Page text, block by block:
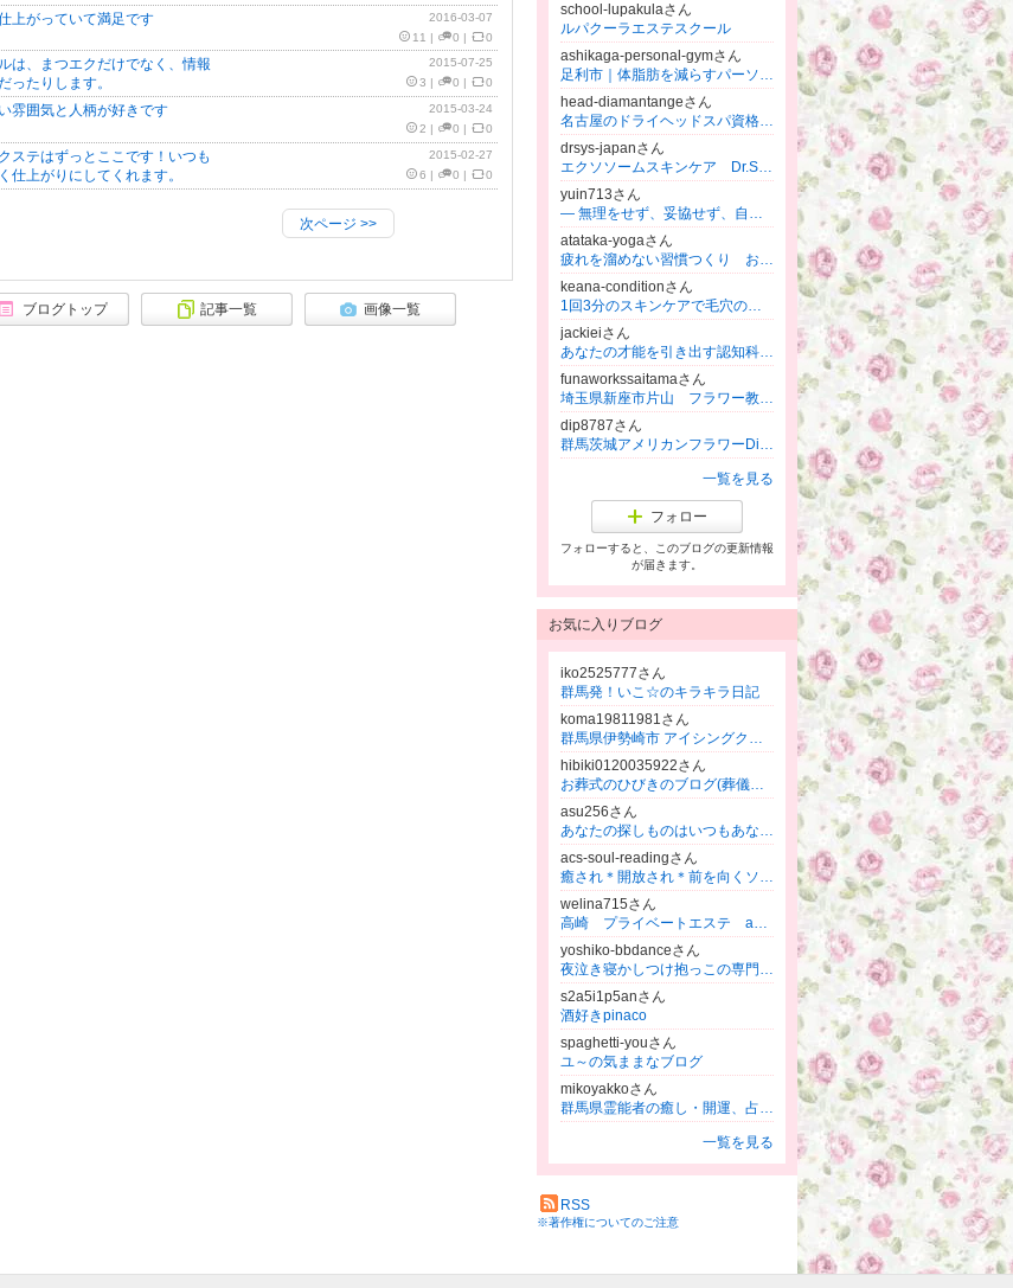
上がっていて満足です
2016-03-07
11 | 0 | 0
は、まつエクだけでなく、情報
ったりします。
2015-07-25
3
0 0
雰囲気と人柄が好きです
2015-03-24
2
0 0
ステはずっとここです！いつも
仕上がりにしてくれます。
2015-02-27
6 | 0 | 0
次ページ >>
ブログトップ 記事一覧 画像一覧
school-lupakulaさん
ルパクーラエステスクール
ashikaga-personal-gymさん
足利市｜体脂肪を減らすパーソナルジム
head-diamantangeさん
名古屋のドライヘッドスパ資格講座！１日でプロになる技術を取得
drsys-japanさん
エクソソームスキンケア Dr.SYS ディアルシス ドクターシス 韓国最新美容が、ついに上陸！
yuin713さん
― 無理をせず、妥協せず、自分基準で人生を動かす力を育てる ― “私が私でよかった”と思える人生へ 魅力構築®︎創始者 佐藤ゆい
atataka-yogaさん
疲れを溜めない習慣つくり お顔、心と身体を整えていく
keana-conditionさん
1回3分のスキンケアで毛穴の開きを引き締めすっぴん美肌に変える『ルナスキンプログラム』／れいな(オンライン)
jackieiさん
あなたの才能を引き出す認知科学コーチングと内部表現書き換え講座
funaworkssaitamaさん
埼玉県新座市片山 フラワー教室Funaworksふなわーくす アーティフィシャルフラワー/プリザーブドフラワー
dip8787さん
群馬茨城アメリカンフラワーDip ネトラバスティや各ｱｰﾕﾙｳﾞｪｰﾀﾞ、韓方よもぎ蒸しで心も体も輝く美のサロン&スクール
一覧を見る
フォロー
フォローすると、このブログの更新情報
が届きます。
お気に入りブログ
iko2525777さん
群馬発！いこ☆のキラキラ日記
koma19811981さん
群馬県伊勢崎市 アイシングクッキー教室 小町 komachi 初心者サマお子様も丁寧に教えます♪資格取得もできます
hibiki0120035922さん
お葬式のひびきのブログ(葬儀・家族葬) 群馬県 前橋市 高崎市
asu256さん
あなたの探しものはいつもあなたの中にある☆All the wonders you seek are within yourself
acs-soul-readingさん
癒され＊開放され＊前を向くソウルリーディング☆本庄駅☆
welina715さん
高崎 プライベートエステ and GIRL掲載 welinaのブログ
yoshiko-bbdanceさん
夜泣き寝かしつけ抱っこの専門家！産前産後教室群馬
s2a5i1p5anさん
酒好きpinaco
spaghetti-youさん
ユ～の気ままなブログ
mikoyakkoさん
群馬県霊能者の癒し・開運、占いと浄霊・天然石＆パワーストーン
一覧を見る
RSS
※著作権についてのご注意